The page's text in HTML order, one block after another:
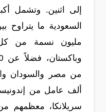
إلى اثنين. وتشمل
السعودية ما
مليون نسمة من كل
سريلانكا، معظمهم